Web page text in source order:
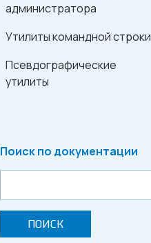
администратора
Утилиты командной строки
Псевдографические
утилиты
Поиск по документации
ПОИСК